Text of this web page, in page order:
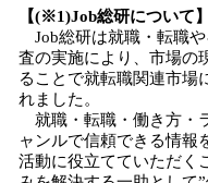
【(※1)Job総研について】
Job総研は就職・転職
査の実施により、市場の
ることで就転職関連市場
れました。
就職・転職・働き方・
ャンルで信頼できる情報
活動に役立てていただく